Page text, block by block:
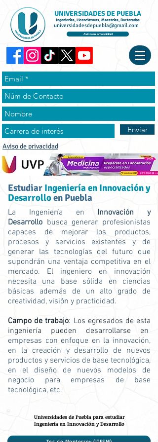
UNIVERSIDADES DE PUEBLA
Ingenierías, Licenciaturas, Maestrías, Doctorados
universidadesdepuebla@gmail.com
Aviso de privacidad
Enviar
Aviso de privacidad
Estudiar Ingeniería en Innovación y
Desarrolloen Puebla
La Ingeniería en Innovación y
Desarrollo busca generar profesionistas
capaces de mejorar los productos,
procesos y servicios existentes y de
generar las tecnologías del futuro que
supondrán una ventaja competitiva en el
mercado. El ingeniero en innovación
necesita una base sólida en ciencias
básicas además de un alto grado de
creatividad, visión y practicidad.
Campo de trabajo: Los egresados de esta
ingeniería pueden desarrollarse en
empresas con enfoque en la innovación,
en la creación y desarrollo de nuevos
productos y servicios de base tecnológica,
en el diseño de nuevos modelos de
negocio para empresas de base
tecnológica, etc.
Universidades de Puebla para estudiar
Ingeniería en Innovación y Desarrollo